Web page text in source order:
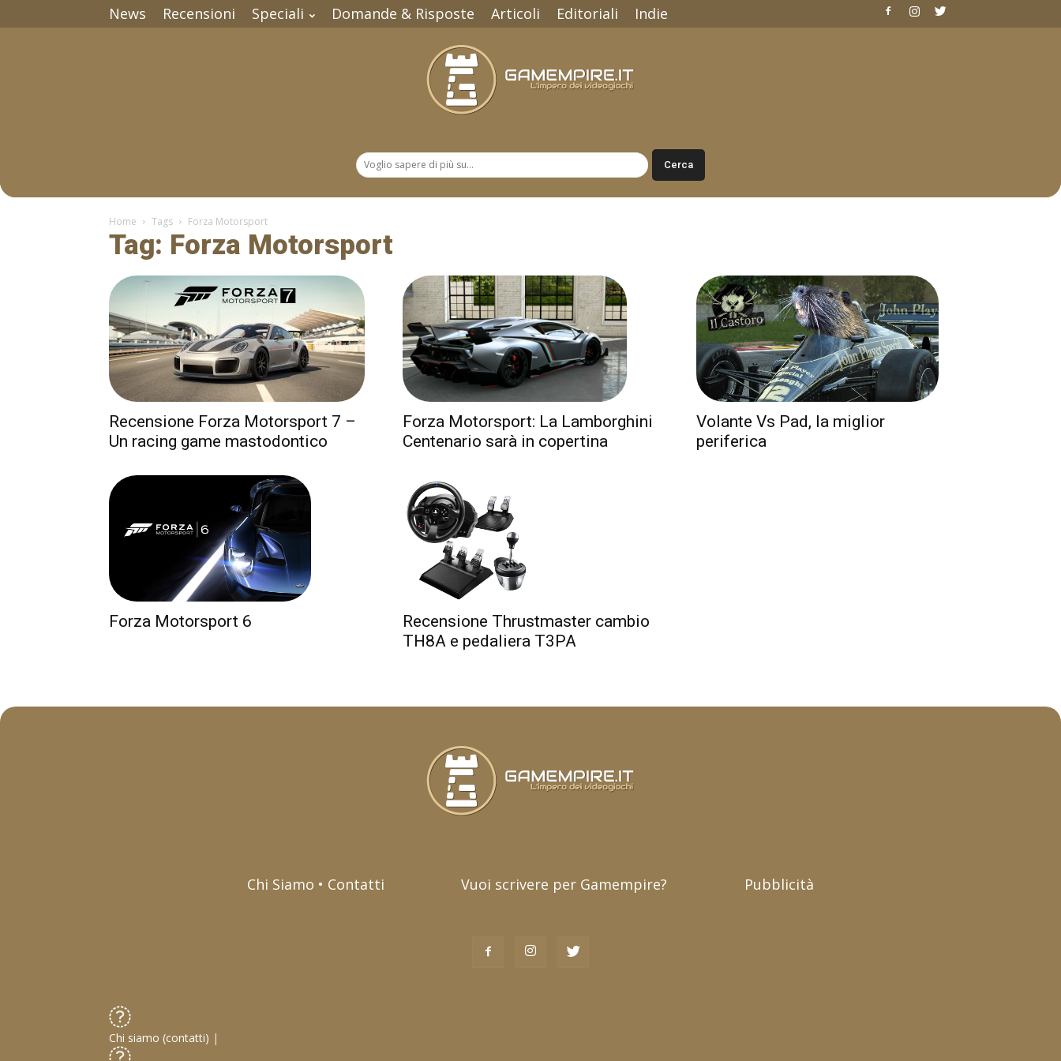
News Recensioni Speciali Domande & Risposte Articoli Editoriali Indie
Home Tags Forza Motorsport
Tag: Forza Motorsport
Recensione Forza Motorsport 7 –
Un racing game mastodontico
Forza Motorsport: La Lamborghini
Centenario sarà in copertina
Volante Vs Pad, la miglior
periferica
Forza Motorsport 6
Recensione Thrustmaster cambio
TH8A e pedaliera T3PA
Chi Siamo • Contatti Vuoi scrivere per Gamempire? Pubblicità
Chi siamo (contatti) |